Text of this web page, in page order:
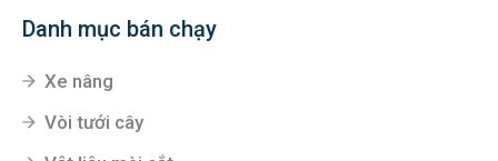
Danh mục bán chạy
Xe nâng
Vòi tưới cây